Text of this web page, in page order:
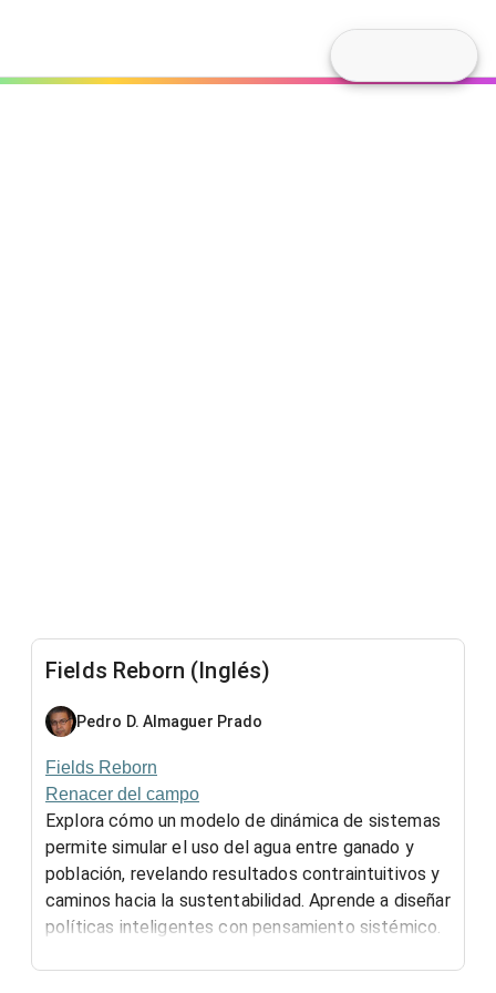
Fields Reborn (Inglés)
Pedro D. Almaguer Prado
Fields Reborn
Renacer del campo
Explora cómo un modelo de dinámica de sistemas
permite simular el uso del agua entre ganado y
población, revelando resultados contraintuitivos y
caminos hacia la sustentabilidad. Aprende a diseñar
políticas inteligentes con pensamiento sistémico.